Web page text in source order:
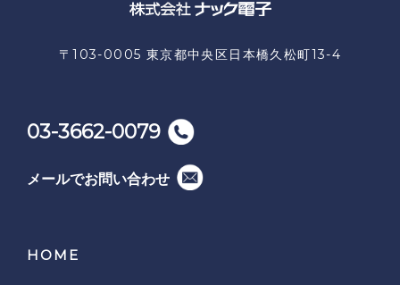
〒103-0005 東京都中央区日本橋久松町13-4
03-3662-0079
メールでお問い合わせ
HOME